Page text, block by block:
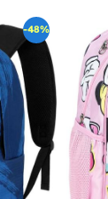
-48%